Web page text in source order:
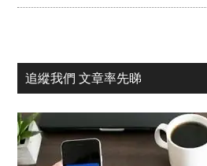
追縱我們 文章率先睇